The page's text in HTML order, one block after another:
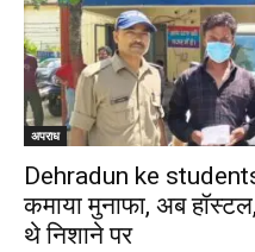
अपराध
Dehradun ke
कमाया मुनाफा, अब
थे निशाने पर